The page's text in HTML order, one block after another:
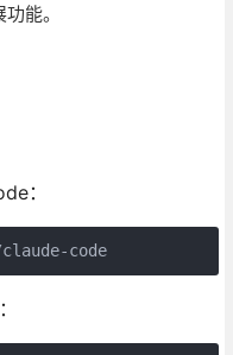
能。
：
code